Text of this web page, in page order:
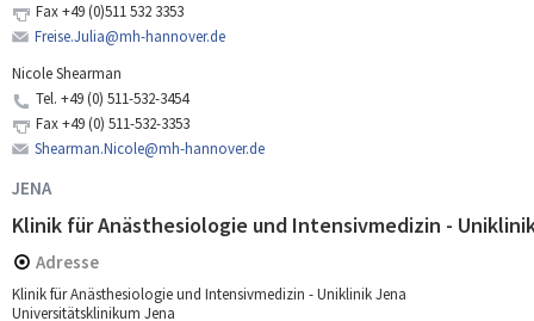
Fax+49 (0)511 532 3353
Freise.Julia@mh-hannover.de
Nicole Shearman
Tel. +49 (0) 511-532-3454
Fax+49 (0) 511-532-3353
Shearman.Nicole@mh-hannover.de
JENA
Klinik für Anästhesiologie und Intensivmedizin -
Adresse
Klinik für Anästhesiologie und Intensivmedizin - Uniklinik Jena
Universitätsklinikum Jena